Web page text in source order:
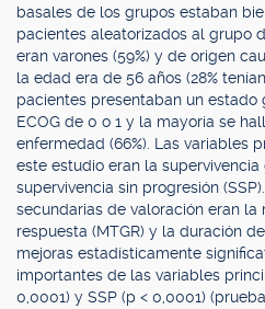
basales de los grupos estaban
pacientes aleatorizados al grupo
eran varones (59%) y de origen
la edad era de 56 años (28%
pacientes presentaban un
ECOG de 0 o 1 y la mayoría se
enfermedad (66%). Las variables
este estudio eran la supervivencia
supervivencia sin progresión
secundarias de valoración eran
respuesta (MTGR) y la duración
mejoras estadísticamente
importantes de las variables
0,0001) y SSP (p < 0,0001)